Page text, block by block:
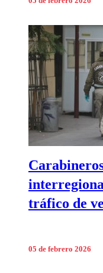
tráfico de
05 de febrero 2026